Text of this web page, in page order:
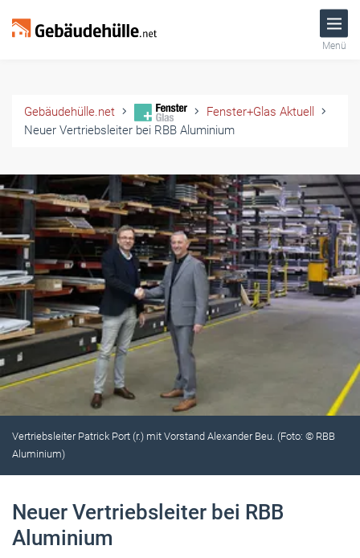
Menü
Gebäudehülle.net
Fenster+Glas Aktuell
Neuer Vertriebsleiter bei RBB Aluminium
Vertriebsleiter Patrick Port (r.) mit Vorstand Alexander Beu. (Foto: © RBB
Aluminium)
Neuer Vertriebsleiter bei RBB
Aluminium